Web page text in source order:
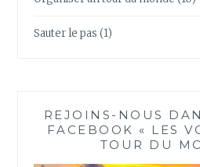
Sauter le pas (1)
REJOINS-NOUS
FACEBOOK « LES
TOUR DU